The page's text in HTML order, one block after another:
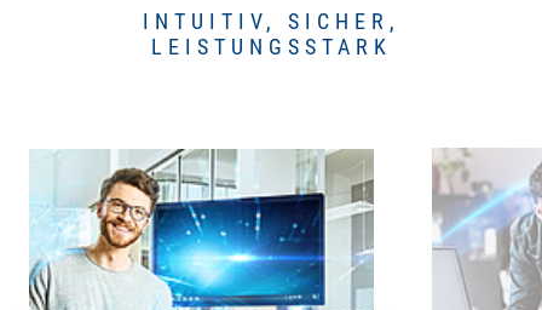
INTUITIV, SICHER,
LEISTUNGSSTARK